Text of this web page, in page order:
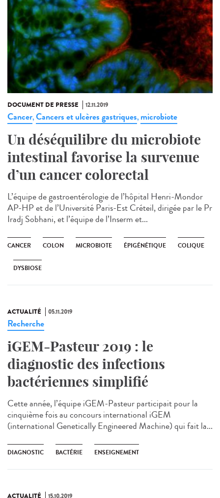
DOCUMENT DE PRESSE 12.11.2019
Cancer,Cancers et ulcères gastriques, microbiote
Un déséquilibre du microbiote
intestinal favorise la survenue
d’un cancer colorectal
L’équipe de gastroentérologie de l’hôpital Henri-Mondor
AP-HP et de l’Université Paris-Est Créteil, dirigée par le Pr
Iradj Sobhani, et l’équipe de l’Inserm et...
CANCER COLON MICROBIOTE ÉPIGÉNÉTIQUE COLIQUE
DYSBIOSE
ACTUALITÉ 05.11.2019
Recherche
iGEM-Pasteur 2019 : le
diagnostic des infections
bactériennes simplifié
Cette année, l’équipe iGEM-Pasteur participait pour la
cinquième fois au concours international iGEM
(international Genetically Engineered Machine) qui fait la...
DIAGNOSTIC BACTÉRIE ENSEIGNEMENT
ACTUALITÉ 15.10.2019